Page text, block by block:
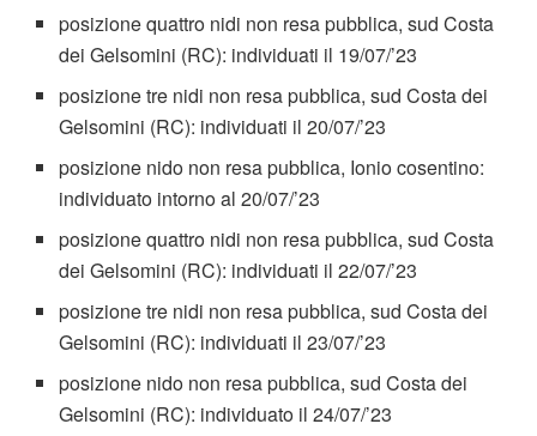
posizione quattro nidi non resa pubblica, sud Costa
dei Gelsomini (RC): individuati il 19/07/’23
posizione tre nidi non resa pubblica, sud Costa dei
Gelsomini (RC): individuati il 20/07/’23
posizione nido non resa pubblica, Ionio cosentino:
individuato intorno al 20/07/’23
posizione quattro nidi non resa pubblica, sud Costa
dei Gelsomini (RC): individuati il 22/07/’23
posizione tre nidi non resa pubblica, sud Costa dei
Gelsomini (RC): individuati il 23/07/’23
posizione nido non resa pubblica, sud Costa dei
Gelsomini (RC): individuato il 24/07/’23